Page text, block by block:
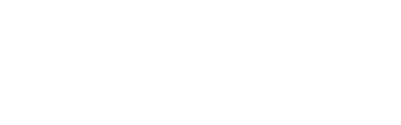
tarafımıza iletebilirsiniz.